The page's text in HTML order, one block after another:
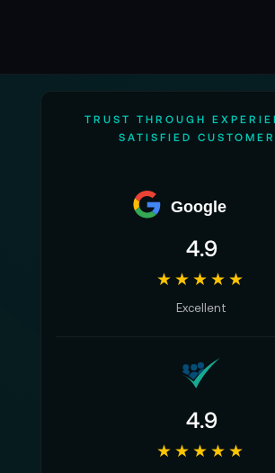
TRUST THROUGH
SATISFIED
Google
4.9
★★★★★
Excellent
4.9
★★★★★